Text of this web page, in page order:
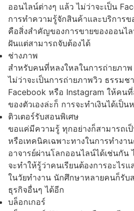
ออนไลน์ต่างๆ แล้ว ไม่ว่าจะเป็น
การทำความรู้จักสินค้าและบริการ
คือสิ่งสำคัญของการขายของออนไ
ฝันแต่สามารถจับต้องได้
ช่างภาพ
สำหรับคนที่หลงใหลในการถ่ายภา
ไม่ว่าจะเป็นการถ่ายภาพวิว ธรรมช
Facebook หรือ Instagram ให้คน
ของตัวเองล่ะก็ การจะทำเงินได้เป็
ติวเตอร์รับสอนพิเศษ
ขอแค่มีความรู้ ทุกอย่างก็สามารถเ
หรือเทคนิคเฉพาะทางในการทำงา
อาจารย์ผ่านโลกออนไลน์ได้เช่นกัน
จะทำให้รู้ว่าคนเรียนต้องการอะไร
ในวัยทำงาน นักศึกษาหลายคนก็รับ
ธุรกิจอื่นๆ ได้อีก
บล็อกเกอร์